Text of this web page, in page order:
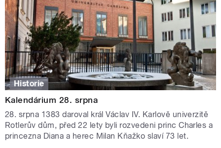
Historie
Kalendárium 28. srpna
28. srpna 1383 daroval král Václav IV. Karlově univerzitě
Rotlerův dům, před 22 lety byli rozvedeni princ Charles a
princezna Diana a herec Milan Kňažko slaví 73 let.